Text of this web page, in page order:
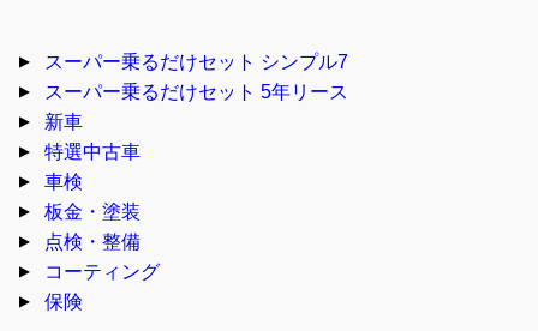
スーパー乗るだけセット シンプル7
スーパー乗るだけセット 5年リース
新車
特選中古車
車検
板金・塗装
点検・整備
コーティング
保険